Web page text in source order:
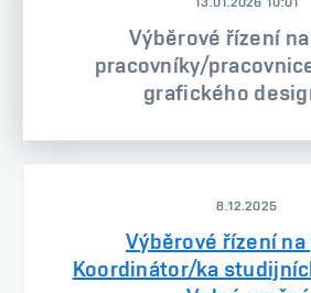
Výběrové řízení
pracovníky/
grafického
8.12.2025
Výběrové řízení
Koordinátor/ka